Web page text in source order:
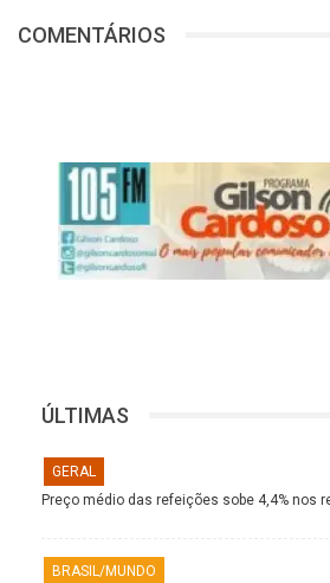
COMENTÁRIOS
ÚLTIMAS
GERAL
Preço médio das refeições sobe 4,4% nos
BRASIL/MUNDO